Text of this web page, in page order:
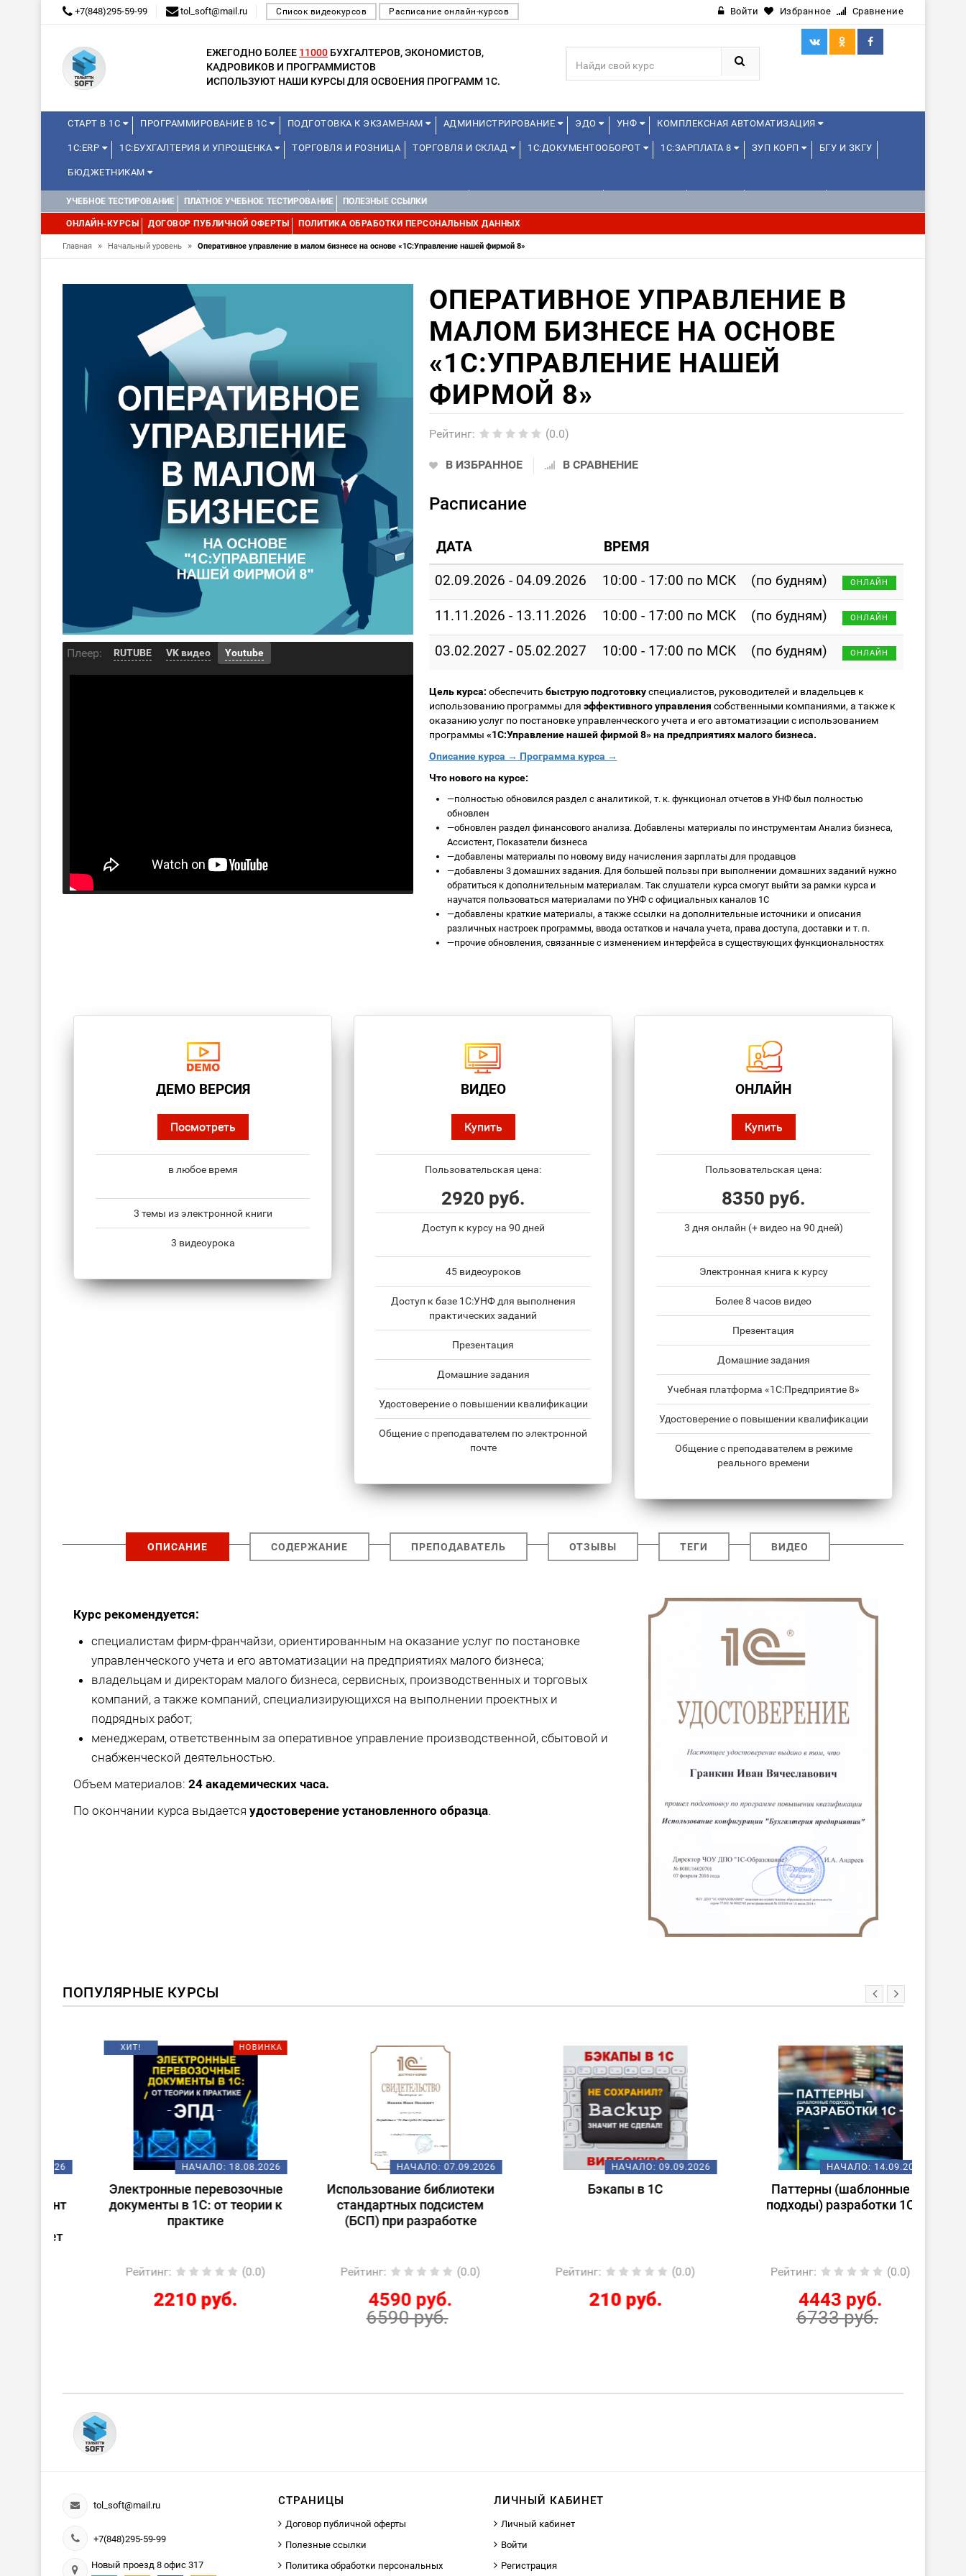
+7(848)295-59-99 tol_soft@mail.ru Список видеокурсов Расписание онлайн-курсов Войти Избранное Сравнение
ЕЖЕГОДНО БОЛЕЕ 11000 БУХГАЛТЕРОВ, ЭКОНОМИСТОВ,
КАДРОВИКОВ И ПРОГРАММИСТОВ
ИСПОЛЬЗУЮТ НАШИ КУРСЫ ДЛЯ ОСВОЕНИЯ ПРОГРАММ 1С.
СТАРТ В 1С ПРОГРАММИРОВАНИЕ В 1С ПОДГОТОВКА К ЭКЗАМЕНАМ АДМИНИСТРИРОВАНИЕ ЭДО УНФ КОМПЛЕКСНАЯ АВТОМАТИЗАЦИЯ
1С:ERP 1С:БУХГАЛТЕРИЯ И УПРОЩЕНКА ТОРГОВЛЯ И РОЗНИЦА ТОРГОВЛЯ И СКЛАД 1С:ДОКУМЕНТООБОРОТ 1С:ЗАРПЛАТА 8 ЗУП КОРП БГУ И ЗКГУ
БЮДЖЕТНИКАМ
КУРСЫ ДЛЯ ШКОЛЬНИКОВ ДЛЯ ШКОЛЬНИКОВ 1С:УПРАВЛЕНИЕ ХОЛДИНГОМ
WEB, JAVA И ANDROID
УЧЕБНОЕ ТЕСТИРОВАНИЕ ПЛАТНОЕ УЧЕБНОЕ ТЕСТИРОВАНИЕ ПОЛЕЗНЫЕ ССЫЛКИ
ОНЛАЙН-КУРСЫ ДОГОВОР ПУБЛИЧНОЙ ОФЕРТЫ ПОЛИТИКА ОБРАБОТКИ ПЕРСОНАЛЬНЫХ ДАННЫХ
Главная » Начальный уровень » Оперативное управление в малом бизнесе на основе «1С:Управление нашей фирмой 8»
Плеер: RUTUBE VK видео Youtube
ОПЕРАТИВНОЕ УПРАВЛЕНИЕ В
МАЛОМ БИЗНЕСЕ НА ОСНОВЕ
«1С:УПРАВЛЕНИЕ НАШЕЙ
ФИРМОЙ 8»
Рейтинг: (0.0)
В ИЗБРАННОЕ В СРАВНЕНИЕ
Расписание
ДАТА ВРЕМЯ
02.09.2026 - 04.09.2026 10:00 - 17:00 по МСК (по будням) ОНЛАЙН
11.11.2026 - 13.11.2026 10:00 - 17:00 по МСК (по будням) ОНЛАЙН
03.02.2027 - 05.02.2027 10:00 - 17:00 по МСК (по будням) ОНЛАЙН
Цель курса: обеспечить быструю подготовкуспециалистов, руководителей и владельцев к
использованию программы для эффективного управления собственными компаниями, а также к
оказанию услуг по постановке управленческого учета и его автоматизации с использованием
программы «1С:Управление нашей фирмой 8» на предприятиях малого бизнеса.
Описание курса → Программа курса →
Что нового на курсе:
—полностью обновился раздел с аналитикой, т. к. функционал отчетов в УНФ был полностью
обновлен
—обновлен раздел финансового анализа. Добавлены материалы по инструментам Анализ бизнеса,
Ассистент, Показатели бизнеса
—добавлены материалы по новому виду начисления зарплаты для продавцов
—добавлены 3 домашних задания. Для большей пользы при выполнении домашних заданий нужно
обратиться к дополнительным материалам. Так слушатели курса смогут выйти за рамки курса и
научатся пользоваться материалами по УНФ с официальных каналов 1С
—добавлены краткие материалы, а также ссылки на дополнительные источники и описания
различных настроек программы, ввода остатков и начала учета, права доступа, доставки и т. п.
—прочие обновления, связанные с изменением интерфейса в существующих функциональностях
ДЕМО ВЕРСИЯ
Посмотреть
в любое время
3 темы из электронной книги
3 видеоурока
ВИДЕО
Купить
Пользовательская цена:
2920 руб.
Доступ к курсу на 90 дней
45 видеоуроков
Доступ к базе 1С:УНФ для выполнения
практических заданий
Презентация
Домашние задания
Удостоверение о повышении квалификации
Общение с преподавателем по электронной
почте
ОНЛАЙН
Купить
Пользовательская цена:
8350 руб.
3 дня онлайн (+ видео на 90 дней)
Электронная книга к курсу
Более 8 часов видео
Презентация
Домашние задания
Учебная платформа «1С:Предприятие 8»
Удостоверение о повышении квалификации
Общение с преподавателем в режиме
реального времени
ОПИСАНИЕ СОДЕРЖАНИЕ ПРЕПОДАВАТЕЛЬ ОТЗЫВЫ ТЕГИ ВИДЕО
Курс рекомендуется:
специалистам фирм-франчайзи, ориентированным на оказание услуг по постановке
управленческого учета и его автоматизации на предприятиях малого бизнеса;
владельцам и директорам малого бизнеса, сервисных, производственных и торговых
компаний, а также компаний, специализирующихся на выполнении проектных и
подрядных работ;
менеджерам, ответственным за оперативное управление производственной, сбытовой и
снабженческой деятельностью.
Объем материалов: 24 академических часа.
По окончании курса выдается удостоверение установленного образца.
ПОПУЛЯРНЫЕ КУРСЫ
НОВИНКА
НАЧАЛО:18.08.2026
Электронные перевозочные
документы в 1С: от теории к
практике
Рейтинг: (0.0)
2210 руб.
НАЧАЛО:07.09.2026
Использование библиотеки
стандартных подсистем
(БСП) при разработке
Рейтинг: (0.0)
4590 руб.
6590 руб.
НАЧАЛО:09.09.2026
Бэкапы в 1С
Рейтинг: (0.0)
210 руб.
НАЧАЛО:14.09.2026
Паттерны (шаблонные
подходы) разработки 1С
Рейтинг: (0.0)
4443 руб.
6733 руб.
tol_soft@mail.ru
+7(848)295-59-99
Новый проезд 8 офис 317
СТРАНИЦЫ
Договор публичной оферты
Полезные ссылки
Политика обработки персональных
ЛИЧНЫЙ КАБИНЕТ
Личный кабинет
Войти
Регистрация